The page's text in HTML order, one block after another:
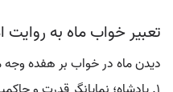
تعبیر خواب ماه به
دیدن ماه در خواب بر هفده